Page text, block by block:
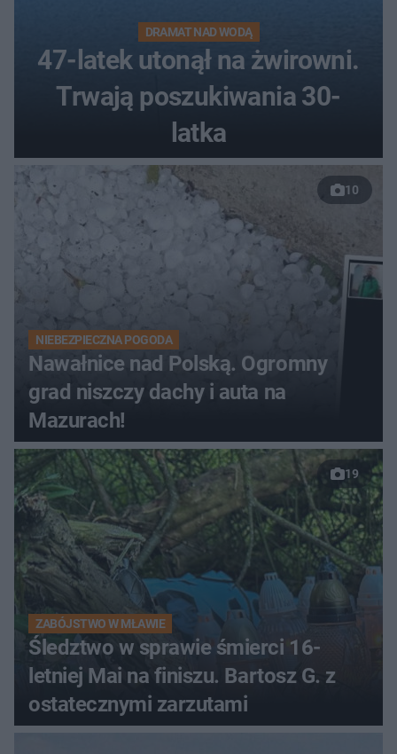
DRAMAT NAD WODĄ
47-latek utonął na żwirowni.
Trwają poszukiwania 30-
latka
10
NIEBEZPIECZNA POGODA
Nawałnice nad Polską. Ogromny
grad niszczy dachy i auta na
Mazurach!
19
ZABÓJSTWO W MŁAWIE
Śledztwo w sprawie śmierci 16-
letniej Mai na finiszu. Bartosz G. z
ostatecznymi zarzutami